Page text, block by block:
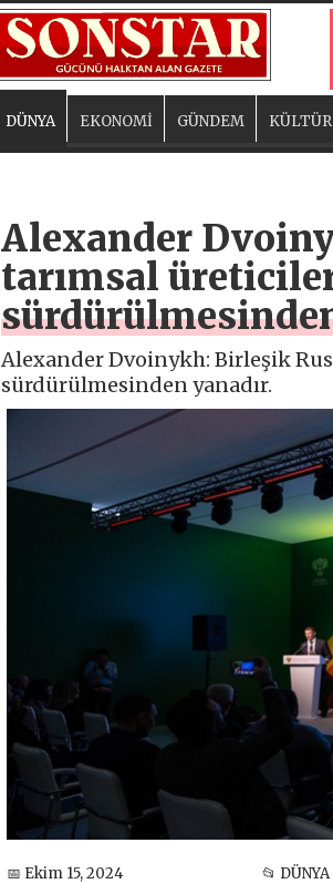
DÜNYA EKONOMİ GÜNDEM
Alexander
tarımsal
Alexander Dvoinykh: Birleşik
sürdürülmesinden yanadır.
📅 Ekim 15, 2024 📂 DÜNYA